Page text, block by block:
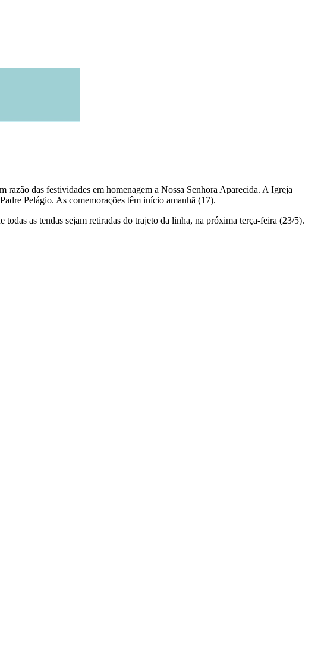
das festividades em homenagem a Nossa Senhora Aparecida. A Igreja
Pelágio. As comemorações têm início amanhã (17).
as tendas sejam retiradas do trajeto da linha, na próxima terça-feira (23/5).